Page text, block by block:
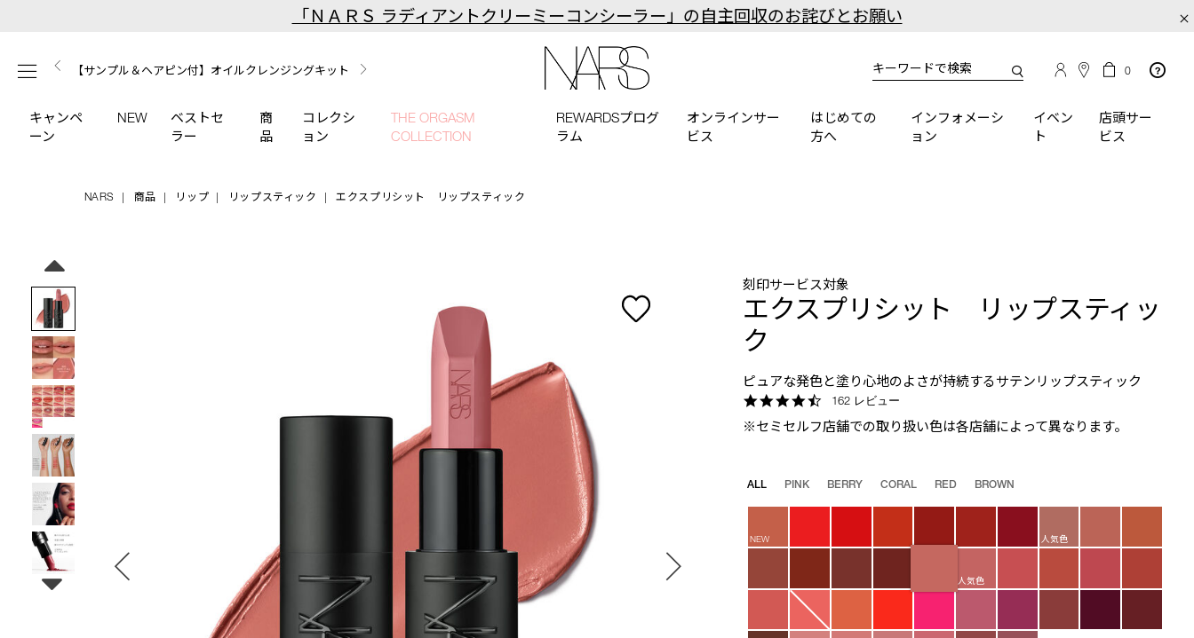
content
×
「ＮＡＲＳ ラディアントクリーミーコンシーラー」の自主回収のお詫びとお願い
メニュー
【ミニパフプレゼント】新リキッドブラッシュご購入でプ
レゼント
【はじめての購入はこちらから】新リキッドブラッシュス
ターターキット
【サンプル＆ヘアピン付】オイルクレンジングキット
【ギフトショッパープレゼント】カラーアイテムをあの人
へのプレゼントに
【ポーチ＆ブラッシュプレゼント】ORGASM CAMPAIGN
キャンペ
ーン
NEW
ベストセ
ラー
商
品
コレクシ
ョン
THE ORGASM
COLLECTION
REWARDSプログ
ラム
オンラインサー
ビス
はじめての
方へ
インフォメーシ
ョン
イベン
ト
店頭サー
ビス
カ
タ
検
use
your
access
the
suggestions
you
to
for
カ
の
商
品
0
NARS 商品 リップ リップスティック エクスプリシット リップスティック
820/4535683236379.html
4535683236379
刻印サービス対象
エクスプリシット リップスティッ
ク
ピュアな発色と塗り心地のよさが持続するサテンリップスティック
4.7
rating
162 レビュー
※セミセルフ店舗での取り扱い色は各店舗によって異なります。
シ
ン
ALL PINK BERRY CORAL RED BROWN
NEW 人気色
人気色